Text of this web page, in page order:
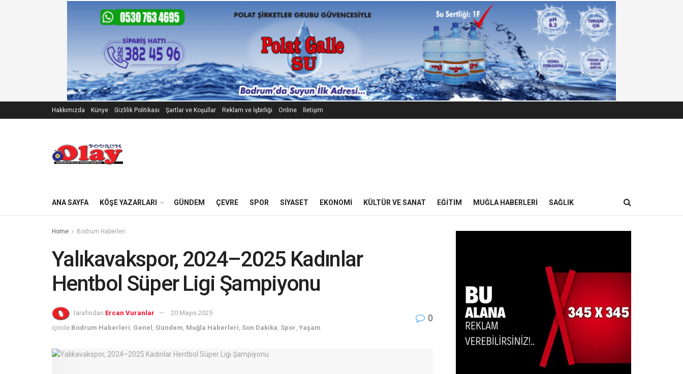
Hakkımızda Künye Gizlilik Politikası Şartlar ve Koşullar Reklam ve İşbirliği Online İletişim
ANA SAYFA KÖŞE YAZARLARI GÜNDEM ÇEVRE SPOR SIYASET EKONOMI KÜLTÜR VE SANAT EĞITIM MUĞLA HABERLERI SAĞLIK
Home Bodrum Haberleri
Yalıkavakspor, 2024–2025 Kadınlar
Hentbol Süper Ligi Şampiyonu
tarafından Ercan Vuranlar
20 Mayıs 2025
içinde Bodrum Haberleri Genel Gündem Muğla Haberleri Son Dakika Spor Yaşam
0